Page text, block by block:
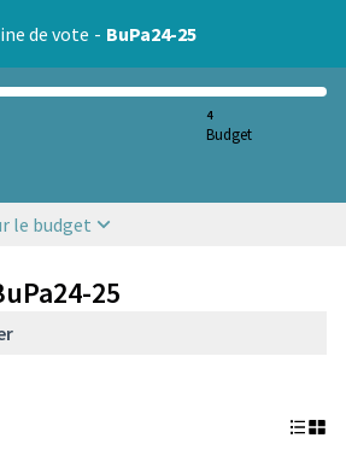
de vote - BuPa24-25
4
Budget
le budget
25